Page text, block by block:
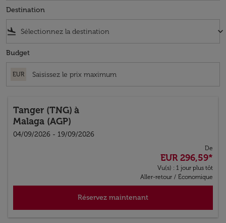
Destination
flight_land keyboard_arrow_down
Budget
EUR
Tanger (TNG) à
Malaga (AGP)
04/09/2026 - 19/09/2026
De
EUR 296,59*
Vu(s) : 1 jour plus tôt
Aller-retour / Économique
Réservez maintenant